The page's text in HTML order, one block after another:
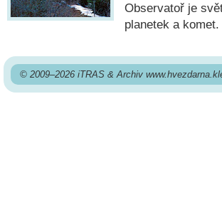
Observatoř je
planetek a
© 2009–2026 iTRAS & Archiv